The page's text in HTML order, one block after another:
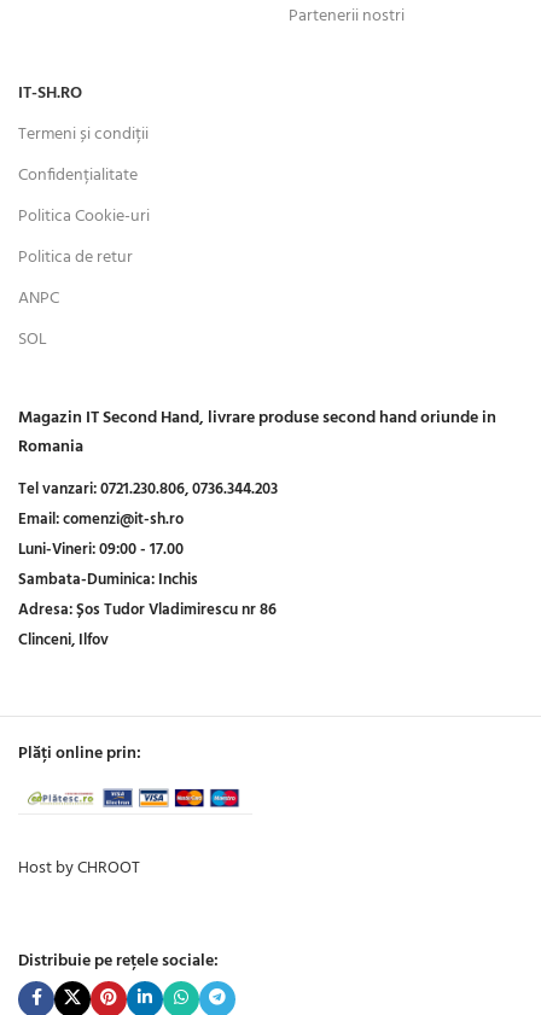
Partenerii nostri
IT-SH.RO
Termeni și condiții
Confidențialitate
Politica Cookie-uri
Politica de retur
ANPC
SOL
Magazin IT Second Hand, livrare produse second hand oriunde in
Romania
Tel vanzari:0721.230.806,0736.344.203
Email:comenzi@it-sh.ro
Luni-Vineri:09:00 - 17.00
Sambata-Duminica:Inchis
Adresa:Șos Tudor Vladimirescu nr 86
Clinceni, Ilfov
Plăți online prin:
Host by CHROOT
Distribuie pe rețele sociale: